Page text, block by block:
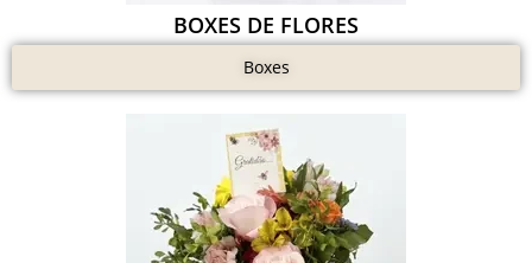
BOXES DE FLORES
Boxes